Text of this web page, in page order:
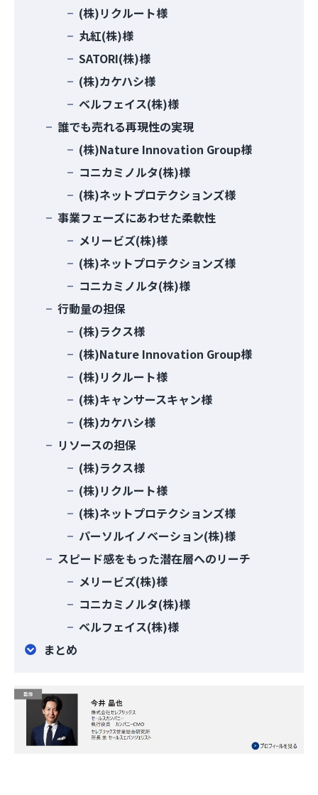
(株)リクルート様
丸紅(株)様
SATORI(株)様
(株)カケハシ様
ベルフェイス(株)様
誰でも売れる再現性の実現
(株)Nature Innovation Group様
コニカミノルタ(株)様
(株)ネットプロテクションズ様
事業フェーズにあわせた柔軟性
メリービズ(株)様
(株)ネットプロテクションズ様
コニカミノルタ(株)様
行動量の担保
(株)ラクス様
(株)Nature Innovation Group様
(株)リクルート様
(株)キャンサースキャン様
(株)カケハシ様
リソースの担保
(株)ラクス様
(株)リクルート様
(株)ネットプロテクションズ様
パーソルイノベーション(株)様
スピード感をもった潜在層へのリーチ
メリービズ(株)様
コニカミノルタ(株)様
ベルフェイス(株)様
まとめ